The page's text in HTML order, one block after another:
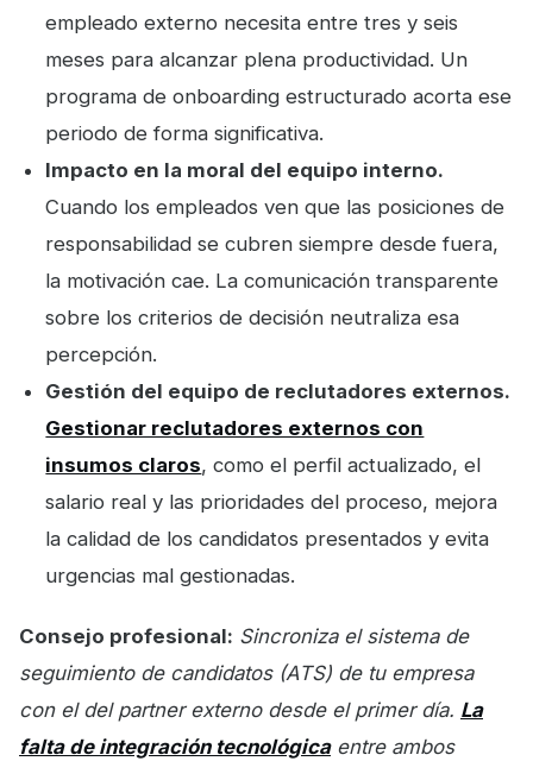
empleado externo necesita entre tres y seis
meses para alcanzar plena productividad. Un
programa de onboarding estructurado acorta ese
periodo de forma significativa.
Impacto en la moral del equipo interno.
Cuando los empleados ven que las posiciones de
responsabilidad se cubren siempre desde fuera,
la motivación cae. La comunicación transparente
sobre los criterios de decisión neutraliza esa
percepción.
Gestión del equipo de reclutadores externos.
Gestionar reclutadores externos con
insumos claros, como el perfil actualizado, el
salario real y las prioridades del proceso, mejora
la calidad de los candidatos presentados y evita
urgencias mal gestionadas.
Consejo profesional: Sincroniza el sistema de
seguimiento de candidatos (ATS) de tu empresa
con el del partner externo desde el primer día. La
falta de integración tecnológicaentre ambos